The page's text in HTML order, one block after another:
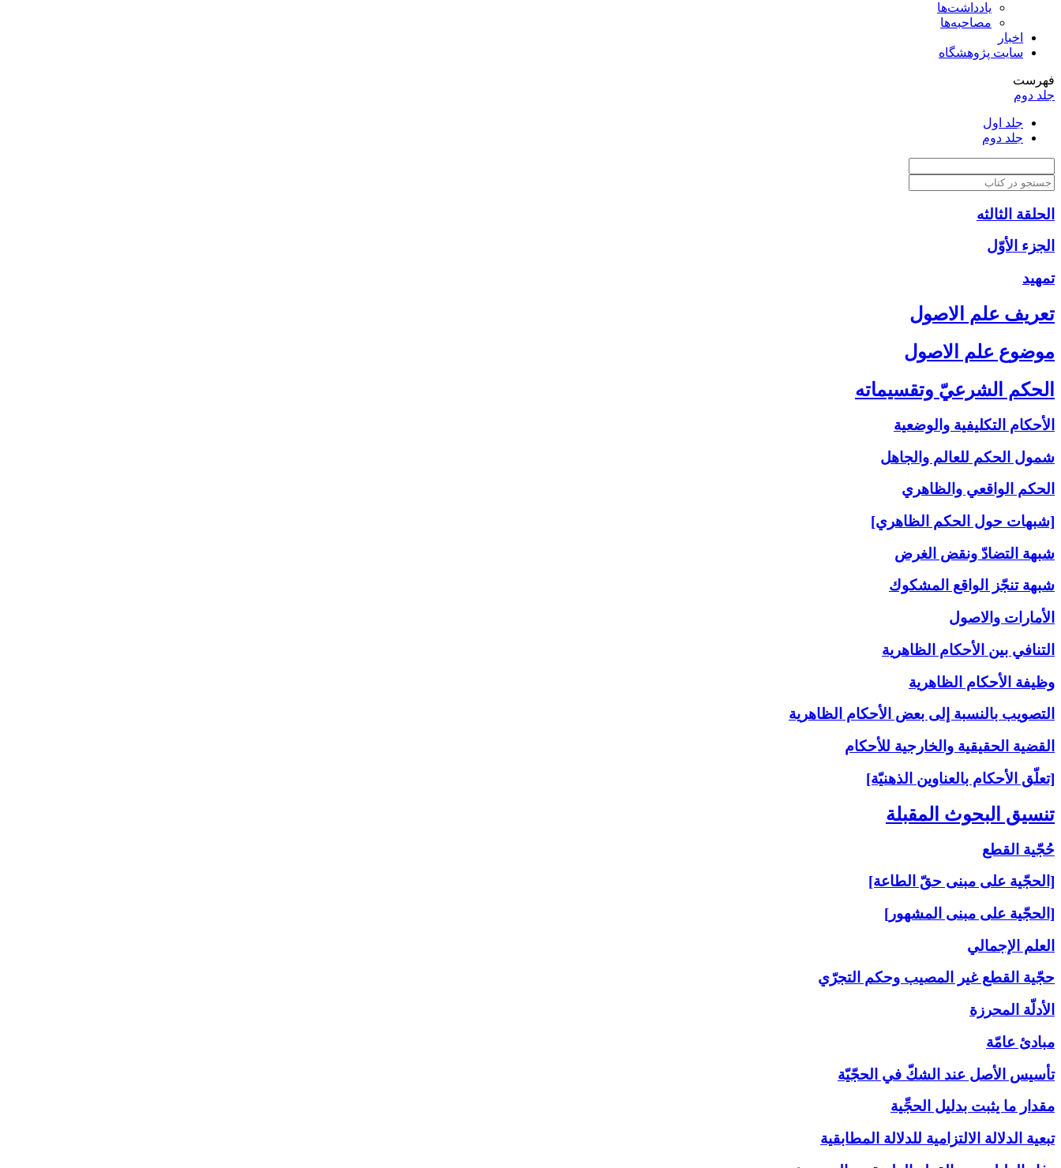
یادداشت‌ها
مصاحبه‌ها
اخبار
سایت پژوهشگاه
فهرست
جلد دوم
جلد اول
جلد دوم
الحلقة الثالثه
الجزء الأوّل‏
تمهيد
تعريف علم الاصول‏
موضوع علم الاصول‏
الحكم الشرعيّ وتقسيماته‏
الأحكام التكليفية والوضعية
شمول الحكم للعالم والجاهل
الحكم الواقعي والظاهري
[شبهات حول الحكم الظاهري]
شبهة التضادّ ونقض الغرض
شبهة تنجّز الواقع المشكوك
الأمارات والاصول
التنافي بين الأحكام الظاهرية
وظيفة الأحكام الظاهرية
التصويب بالنسبة إلى‏ بعض الأحكام الظاهرية
القضية الحقيقية والخارجية للأحكام
[تعلّق الأحكام بالعناوين الذهنيّة]
تنسيق البحوث المقبلة
حُجّية القطع
[الحجّية على مبنى حقّ الطاعة]
[الحجّية على مبنى المشهور]
العلم الإجمالي
حجّية القطع غير المصيب وحكم التجرّي
الأدلّة المحرزة
مبادئ عامّة
تأسيس الأصل عند الشكّ في الحجّيّة
مقدار ما يثبت بدليل الحجِّية
تبعية الدلالة الالتزامية للدلالة المطابقية